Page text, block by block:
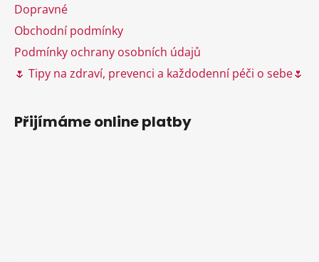
Dopravné
Obchodní podmínky
Podmínky ochrany osobních údajů
🌷 Tipy na zdraví, prevenci a každodenní péči o sebe🌷
Přijímáme online platby